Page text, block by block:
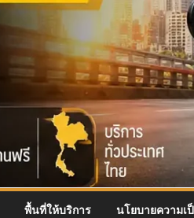
พื้นที่ให้บริการ นโยบายความเ